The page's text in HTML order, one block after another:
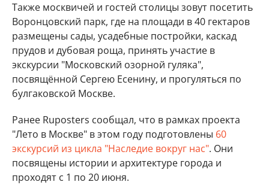
Также москвичей и гостей столицы зовут посетить
Воронцовский парк, где на площади в 40 гектаров
размещены сады, усадебные постройки, каскад
прудов и дубовая роща, принять участие в
экскурсии "Московский озорной гуляка",
посвящённой Сергею Есенину, и прогуляться по
булгаковской Москве.
Ранее Ruposters сообщал, что в рамках проекта
"Лето в Москве" в этом году подготовлены 60
экскурсий из цикла "Наследие вокруг нас". Они
посвящены истории и архитектуре города и
проходят с 1 по 20 июня.